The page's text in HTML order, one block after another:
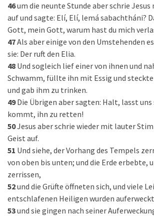
46um die neunte Stunde aber schrie
auf und sagte: Elí, Elí, lemá sabachtháni?
Gott, mein Gott, warum hast du mich
47Als aber einige von den Umstehenden
sie: Der ruft den Elia.
48 Und sogleich lief einer von ihnen und
Schwamm, füllte ihn mit Essig und
und gab ihm zu trinken.
49 Die Übrigen aber sagten: Halt, lasst uns
kommt, ihn zu retten!
50Jesus aber schrie wieder mit lauter
Geist auf.
51 Und siehe, der Vorhang des Tempels
von oben bis unten; und die Erde erbebte,
zerrissen,
52und die Grüfte öffneten sich, und viele
entschlafenen Heiligen wurden
53und sie gingen nach seiner